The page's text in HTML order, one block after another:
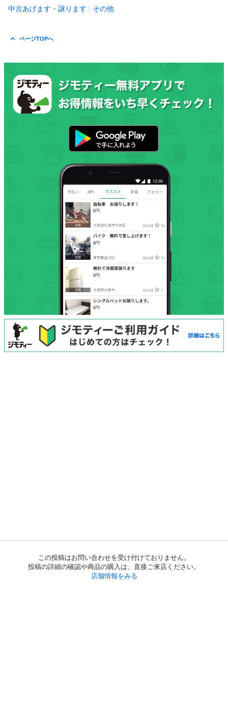
この投稿はお問い合わせを受け付けておりません。
投稿の詳細の確認や商品の購入は、直接ご来店ください。
店舗情報をみる
中古あげます・譲ります その他
ページTOPへ